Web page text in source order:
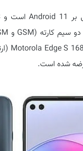
شده است.